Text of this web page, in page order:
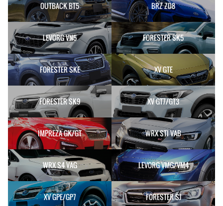
OUTBACK BT5 BRZ ZD8
LEVORG VN5 FORESTER SK5
FORESTER SKE XV GTE
FORESTER SK9 XV GT7/GT3
IMPREZA GK/GT WRX STI VAB
WRX S4 VAG LEVORG VMG/VM4
XV GPE/GP7 FORESTER SJ